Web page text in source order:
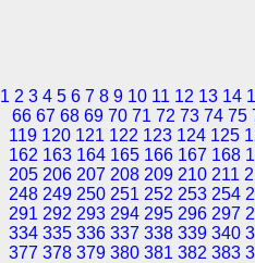
1 2 3 4 5 6 7 8 9 10 11 12 13 14
66 67 68 69 70 71 72 73 74 75
119 120 121 122 123 124 125
162 163 164 165 166 167 168
205 206 207 208 209 210 211
248 249 250 251 252 253 254
291 292 293 294 295 296 297
334 335 336 337 338 339 340
377 378 379 380 381 382 383